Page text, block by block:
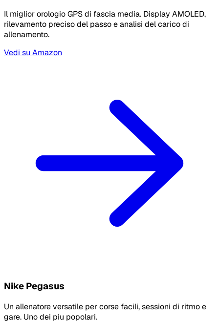
Il miglior orologio GPS di fascia media. Display AMOLED,
rilevamento preciso del passo e analisi del carico di
allenamento.
Vedi su Amazon
Nike Pegasus
Un allenatore versatile per corse facili, sessioni di ritmo e
gare. Uno dei piu popolari.